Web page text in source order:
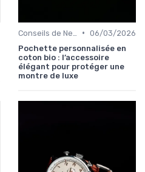
• 06/03/2026
Pochette personnalisée en
coton bio : l’accessoire
élégant pour protéger une
montre de luxe